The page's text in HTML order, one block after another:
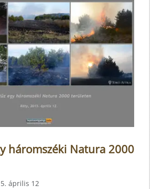
háromszéki Natura 2000
április 12